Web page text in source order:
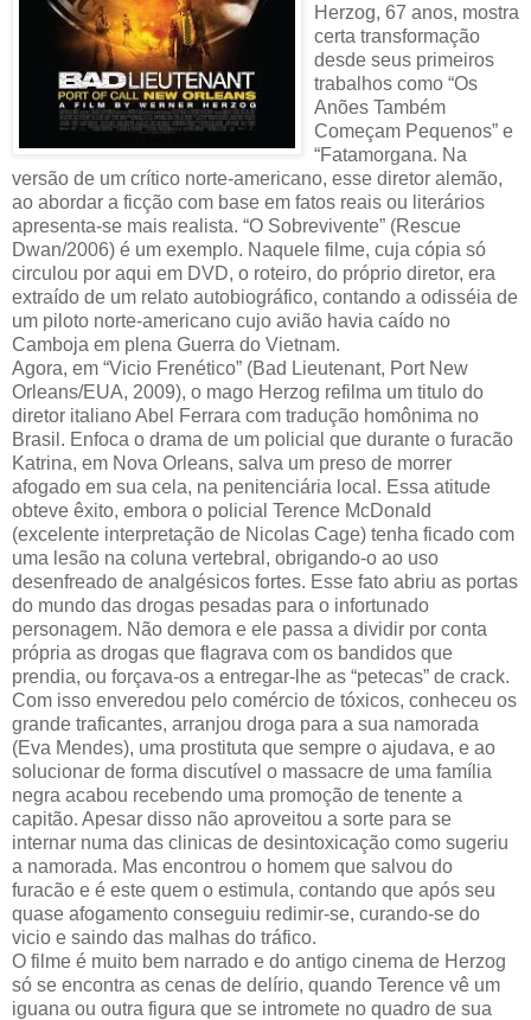
Herzog, 67 anos, mostra
certa transformação
desde seus primeiros
trabalhos como “Os
Anões Também
Começam Pequenos” e
“Fatamorgana. Na
versão de um crítico norte-americano, esse diretor alemão,
ao abordar a ficção com base em fatos reais ou literários
apresenta-se mais realista. “O Sobrevivente” (Rescue
Dwan/2006) é um exemplo. Naquele filme, cuja cópia só
circulou por aqui em DVD, o roteiro, do próprio diretor, era
extraído de um relato autobiográfico, contando a odisséia de
um piloto norte-americano cujo avião havia caído no
Camboja em plena Guerra do Vietnam.
Agora, em “Vicio Frenético” (Bad Lieutenant, Port New
Orleans/EUA, 2009), o mago Herzog refilma um titulo do
diretor italiano Abel Ferrara com tradução homônima no
Brasil. Enfoca o drama de um policial que durante o furacão
Katrina, em Nova Orleans, salva um preso de morrer
afogado em sua cela, na penitenciária local. Essa atitude
obteve êxito, embora o policial Terence McDonald
(excelente interpretação de Nicolas Cage) tenha ficado com
uma lesão na coluna vertebral, obrigando-o ao uso
desenfreado de analgésicos fortes. Esse fato abriu as portas
do mundo das drogas pesadas para o infortunado
personagem. Não demora e ele passa a dividir por conta
própria as drogas que flagrava com os bandidos que
prendia, ou forçava-os a entregar-lhe as “petecas” de crack.
Com isso enveredou pelo comércio de tóxicos, conheceu os
grande traficantes, arranjou droga para a sua namorada
(Eva Mendes), uma prostituta que sempre o ajudava, e ao
solucionar de forma discutível o massacre de uma família
negra acabou recebendo uma promoção de tenente a
capitão. Apesar disso não aproveitou a sorte para se
internar numa das clinicas de desintoxicação como sugeriu
a namorada. Mas encontrou o homem que salvou do
furacão e é este quem o estimula, contando que após seu
quase afogamento conseguiu redimir-se, curando-se do
vicio e saindo das malhas do tráfico.
O filme é muito bem narrado e do antigo cinema de Herzog
só se encontra as cenas de delírio, quando Terence vê um
iguana ou outra figura que se intromete no quadro de sua